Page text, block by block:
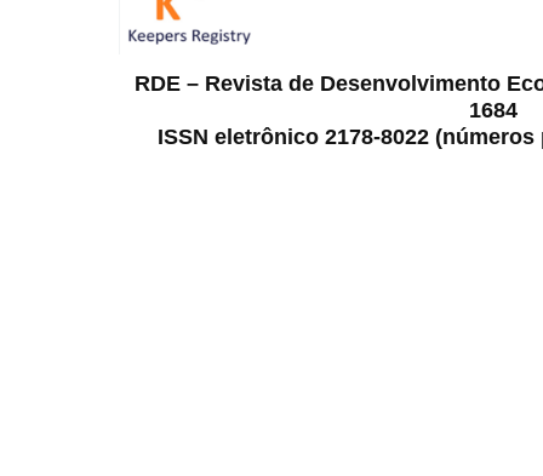
RDE – Revista de Desenvolvimento
1684
ISSN eletrônico 2178-8022